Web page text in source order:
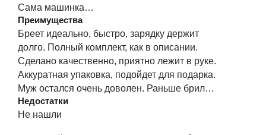
Сама машинка
Провод для зарядки
Щеточка для чистки
Масло
Губка
Фартук как в парихмахерской
Заколка
Три насадки
Инструкция
Преимущества
Бреет идеально, быстро, зарядку держит
долго. Полный комплект, как в описании.
Сделано качественно, приятно лежит в руке.
Аккуратная упаковка, подойдет для подарка.
Муж остался очень доволен. Раньше брил
голову с панасоник, мучился, не добривал, а
сейчас 5 минут и готово. Еще и бороду
Недостатки
Не нашли